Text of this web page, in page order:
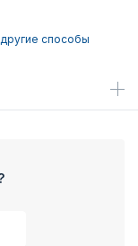
другие способы